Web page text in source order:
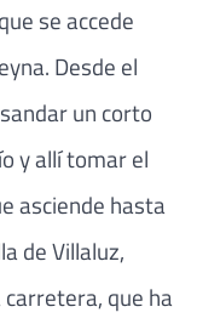
se accede
Desde el
un corto
y allí tomar el
asciende hasta
de Villaluz,
que ha